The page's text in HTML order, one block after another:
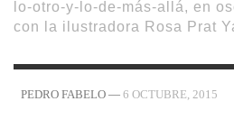
lo-otro-y-lo-de-más-allá, en
con la ilustradora Rosa Prat
PEDRO FABELO — 6 OCTUBRE, 2015